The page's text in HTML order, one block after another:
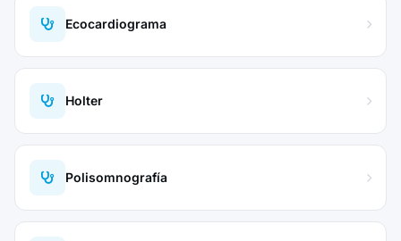
Ecocardiograma
Holter
Polisomnografía